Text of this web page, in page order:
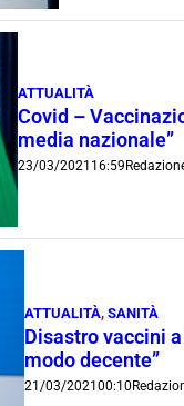
ATTUALITÀ
Covid –
media nazionale”
23/03/2021 16:59
ATTUALITÀ,SANITÀ
Disastro vaccini
modo decente”
21/03/202100:10